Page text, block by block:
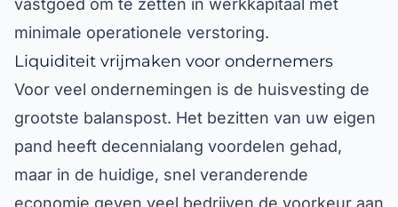
minimale operationele verstoring.
Liquiditeit vrijmaken voor ondernemers
Voor veel ondernemingen is de huisvesting de
grootste balanspost. Het bezitten van uw eigen
pand heeft decennialang voordelen gehad,
maar in de huidige, snel veranderende
economie geven veel bedrijven de voorkeur aan